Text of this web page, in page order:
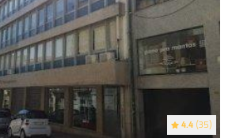
4.4 (35)